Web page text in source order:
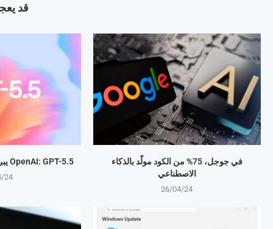
قد
OpenAI: GPT-5.5 يبرمج المهام بذكاء متطور
24
في جوجل، 75% من الكود مولّد بالذكاء
الاصطناعي
26/04/24